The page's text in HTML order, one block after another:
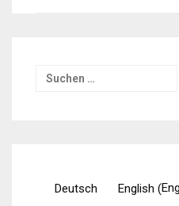
Suchen
Deutsch English (